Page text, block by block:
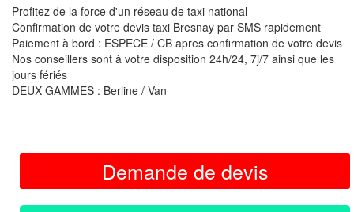
Profitez de la force d'un réseau de taxi national
Confirmation de votre devis taxi Bresnay par SMS rapidement
Paiement à bord : ESPECE / CB apres confirmation de votre devis
Nos conseillers sont à votre disposition 24h/24, 7j/7 ainsi que les
jours fériés
DEUX GAMMES : Berline / Van
Demande de devis